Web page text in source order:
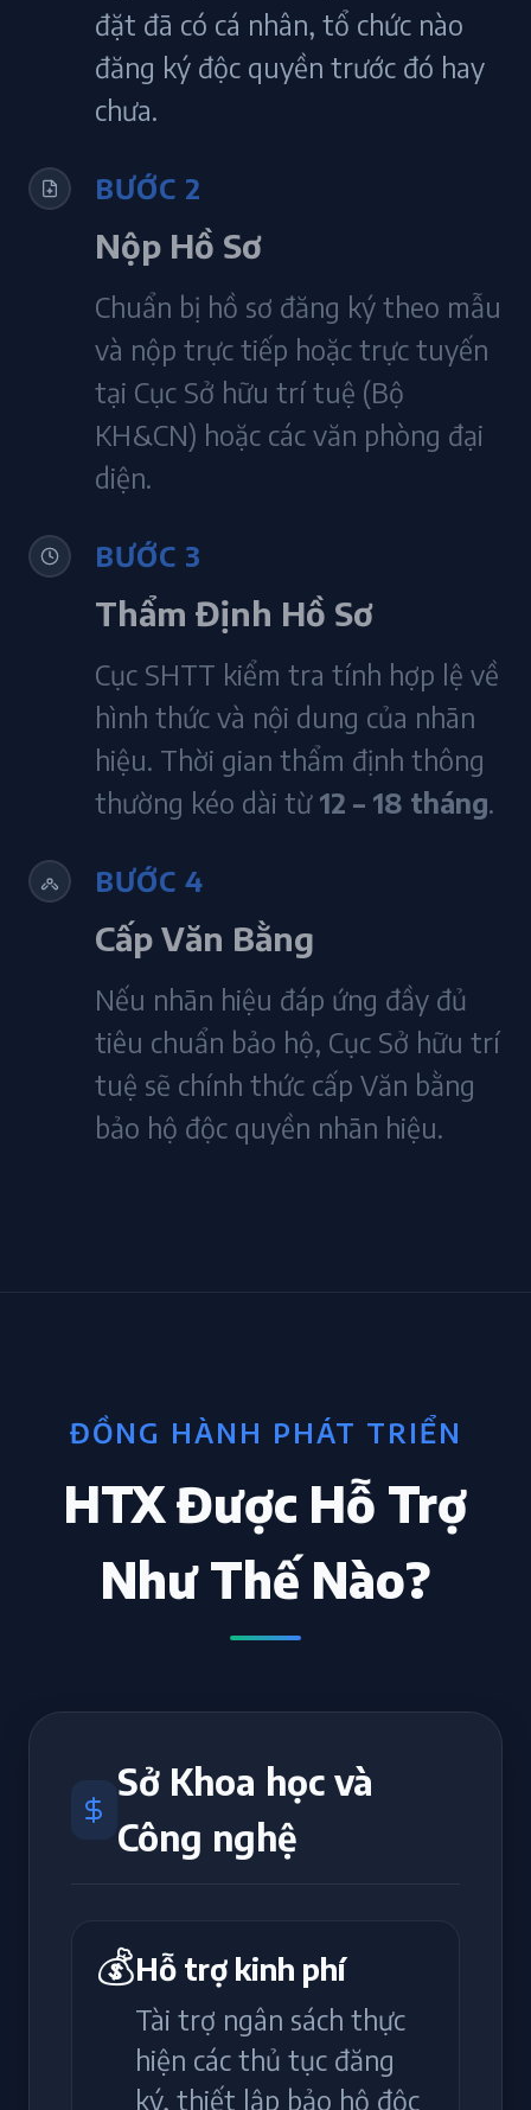
đặt đã có cá nhân, tổ chức nào
đăng ký độc quyền trước đó hay
chưa.
BƯỚC 2
Nộp Hồ Sơ
Chuẩn bị hồ sơ đăng ký theo mẫu
và nộp trực tiếp hoặc trực tuyến
tại Cục Sở hữu trí tuệ (Bộ
KH&CN) hoặc các văn phòng đại
diện.
BƯỚC 3
Thẩm Định Hồ Sơ
Cục SHTT kiểm tra tính hợp lệ về
hình thức và nội dung của nhãn
hiệu. Thời gian thẩm định thông
thường kéo dài từ 12 – 18 tháng.
BƯỚC 4
Cấp Văn Bằng
Nếu nhãn hiệu đáp ứng đầy đủ
tiêu chuẩn bảo hộ, Cục Sở hữu trí
tuệ sẽ chính thức cấp Văn bằng
bảo hộ độc quyền nhãn hiệu.
ĐỒNG HÀNH PHÁT TRIỂN
HTX Được Hỗ Trợ
Như Thế Nào?
Sở Khoa học và
Công nghệ
💰Hỗ trợ kinh phí
Tài trợ ngân sách thực
hiện các thủ tục đăng
ký, thiết lập bảo hộ độc